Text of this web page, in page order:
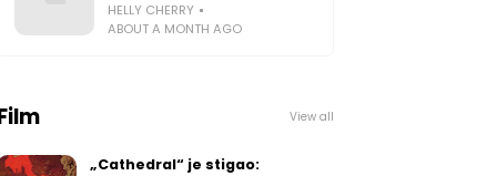
HELLY CHERRY
ABOUT A MONTH AGO
View all
„Cathedral“ je stigao: